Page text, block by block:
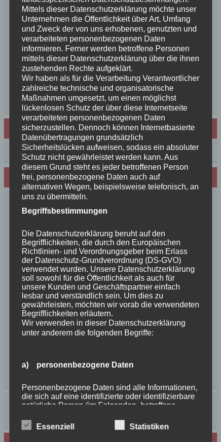
geboren++
++NEWS++NEWS++NEWS++Wir sind
schwanger++
So schön, die Freundschaften der Schurkeneltern
Lilly´s Schwester schickt Grüße
Innigkeit, oder wahre Liebe
Unsere schöne BenBenkinder schicken
Urlaubsgrüße
++News++News++News++
Archiv
Archiv
Wir sind Mitglied in folgenden Verbänden:
Mittels dieser Datenschutzerklärung möchte unser
Unternehmen die Öffentlichkeit über Art, Umfang
und Zweck der von uns erhobenen, genutzten und
verarbeiteten personenbezogenen Daten
informieren. Ferner werden betroffene Personen
mittels dieser Datenschutzerklärung über die ihnen
zustehenden Rechte aufgeklärt.
Wir haben als für die Verarbeitung Verantwortlicher
zahlreiche technische und organisatorische
Maßnahmen umgesetzt, um einen möglichst
lückenlosen Schutz der über diese Internetseite
verarbeiteten personenbezogenen Daten
sicherzustellen. Dennoch können Internetbasierte
Datenübertragungen grundsätzlich
Sicherheitslücken aufweisen, sodass ein absoluter
Schutz nicht gewährleistet werden kann. Aus
diesem Grund steht es jeder betroffenen Person
frei, personenbezogene Daten auch auf
alternativen Wegen, beispielsweise telefonisch, an
uns zu übermitteln.
Begriffsbestimmungen
Die Datenschutzerklärung beruht auf den
Begrifflichkeiten, die durch den Europäischen
Richtlinien- und Verordnungsgeber beim Erlass
der Datenschutz-Grundverordnung (DS-GVO)
verwendet wurden. Unsere Datenschutzerklärung
soll sowohl für die Öffentlichkeit als auch für
unsere Kunden und Geschäftspartner einfach
lesbar und verständlich sein. Um dies zu
gewährleisten, möchten wir vorab die verwendeten
Begrifflichkeiten erläutern.
Wir verwenden in dieser Datenschutzerklärung
unter anderem die folgenden Begriffe:
a) personenbezogene Daten
Personenbezogene Daten sind alle Informationen,
die sich auf eine identifizierte oder identifizierbare
natürliche Person (im Folgenden „betroffene
natürliche Person angesehen, die direkt oder
indirekt, insbesondere mittels Zuordnung zu einer
Essenziell Statistiken